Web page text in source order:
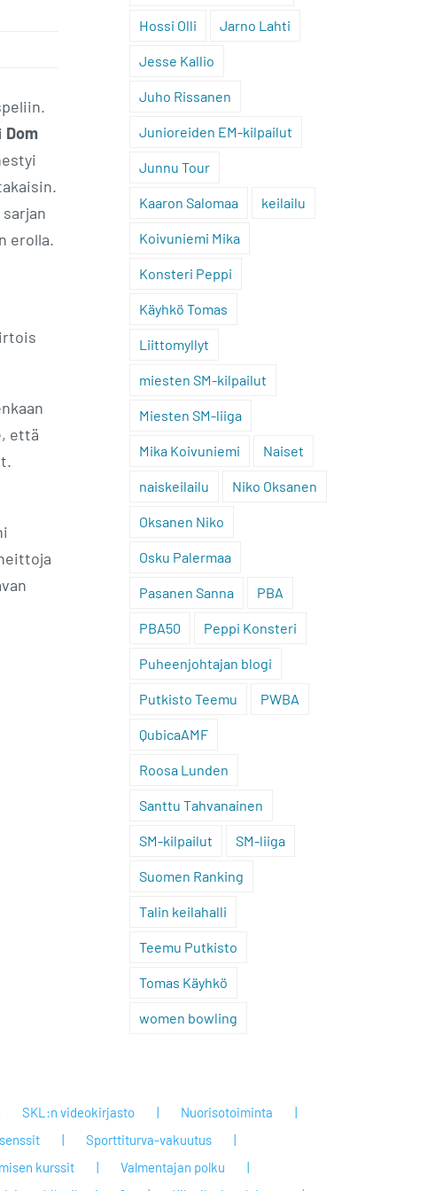
Dom
erolla.
että
Hossi Olli Jarno Lahti
Jesse Kallio
Juho Rissanen
Junioreiden EM-kilpailut
Junnu Tour
Kaaron Salomaa keilailu
Koivuniemi Mika
Konsteri Peppi
Käyhkö Tomas
Liittomyllyt
miesten SM-kilpailut
Miesten SM-liiga
Mika Koivuniemi Naiset
naiskeilailu Niko Oksanen
Oksanen Niko
Osku Palermaa
Pasanen Sanna PBA
PBA50 Peppi Konsteri
Puheenjohtajan blogi
Putkisto Teemu PWBA
QubicaAMF
Roosa Lunden
Santtu Tahvanainen
SM-kilpailut SM-liiga
Suomen Ranking
Talin keilahalli
Teemu Putkisto
Tomas Käyhkö
women bowling
SKL:n videokirjasto
Nuorisotoiminta
Sporttiturva-vakuutus
kurssit
Valmentajan polku